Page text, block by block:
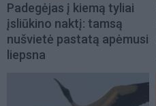
Padegėjas į kiemą tyliai
įsliūkino naktį: tamsą
nušvietė pastatą apėmusi
liepsna